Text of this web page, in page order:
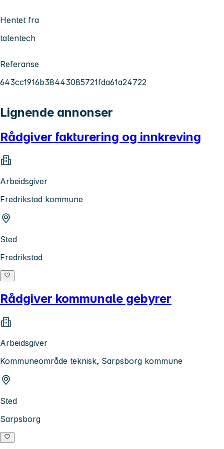
Hentet fra
talentech
Referanse
643cc1916b38443085721fda61a24722
Lignende annonser
Rådgiver fakturering og innkreving
Arbeidsgiver
Fredrikstad kommune
Sted
Fredrikstad
Rådgiver kommunale gebyrer
Arbeidsgiver
Kommuneområde teknisk, Sarpsborg kommune
Sted
Sarpsborg